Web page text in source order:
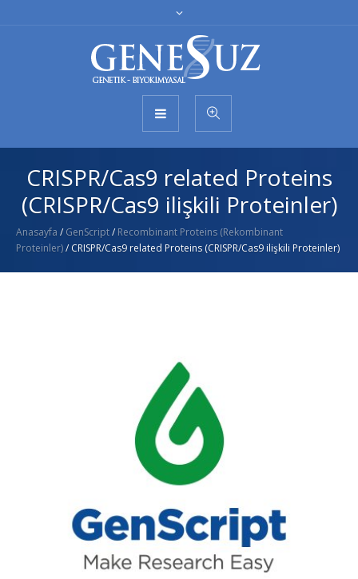
CRISPR/Cas9 related Proteins
(CRISPR/Cas9 ilişkili Proteinler)
Anasayfa / GenScript/ Recombinant Proteins (Rekombinant
Proteinler)/ CRISPR/Cas9 related Proteins (CRISPR/Cas9 ilişkili Proteinler)